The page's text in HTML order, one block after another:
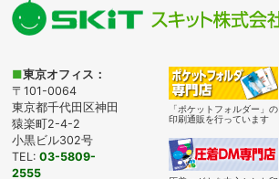
■東京オフィス：
〒101-0064
東京都千代田区神田
猿楽町2-4-2
小黒ビル302号
TEL:03-5809-
2555
「ポケットフォルダー」の
印刷通販を行っています